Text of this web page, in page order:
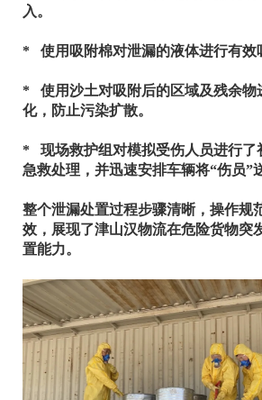
入。
* 使用吸附棉对泄漏的液体进行有效
* 使用沙土对吸附后的区域及残余物
化，防止污染扩散。
* 现场救护组对模拟受伤人员进行了
急救处理，并迅速安排车辆将“伤员”
整个泄漏处置过程步骤清晰，操作规
效，展现了津山汉物流在危险货物突
置能力。